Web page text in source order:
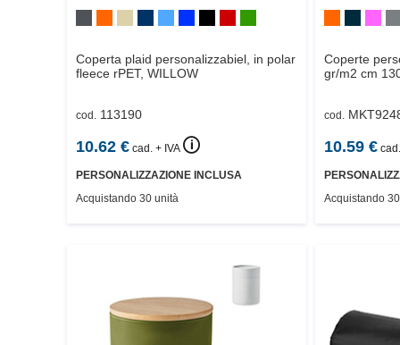
Coperta plaid personalizzabiel, in polar
fleece rPET, WILLOW
cod. 113190
10.62 € cad. + IVA 🛈
PERSONALIZZAZIONE INCLUSA
Acquistando 30 unità
Coperte
gr/m2 cm
cod.
10.59€
Acquistando